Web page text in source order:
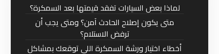
لماذا بعض السيارات تفقد قيمتها بعد السمكرة؟
متى يكون إصلاح الحادث آمن؟ ومتى يجب أن
ترفض الاستلام؟
أخطاء اختيار ورشة السمكرة اللي توقعك بمشاكل